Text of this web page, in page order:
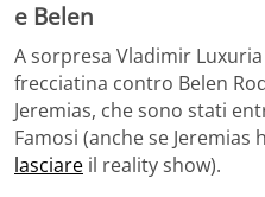
e Belen
A sorpresa Vladimir
frecciatina contro Belen
Jeremias, che sono stati
Famosi (anche se
lasciare il reality show).